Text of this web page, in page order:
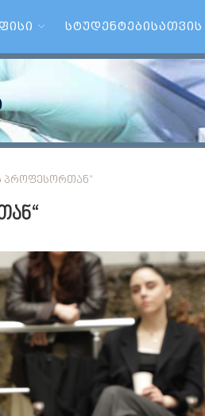
ᲡᲢᲣᲓᲔᲜᲢᲔᲑᲘᲡᲐᲗᲕᲘᲡ
ᲞᲠᲝᲤᲔᲡᲝᲠᲗᲐᲜ“